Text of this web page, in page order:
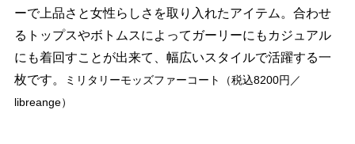
ーで上品さと女性らしさを取り入れたアイテム。合わせ
るトップスやボトムスによってガーリーにもカジュアル
にも着回すことが出来て、幅広いスタイルで活躍する一
枚です。
ミリタリーモッズファーコート（税込8200円／
libreange）